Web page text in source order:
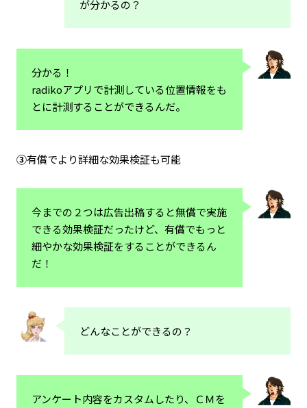
が分かるの？
分かる！
radikoアプリで計測している位置情報をも
とに計測することができるんだ。
③有償でより詳細な効果検証も可能
今までの２つは広告出稿すると無償で実施
できる効果検証だったけど、有償でもっと
細やかな効果検証をすることができるん
だ！
どんなことができるの？
アンケート内容をカスタムしたり、ＣＭを